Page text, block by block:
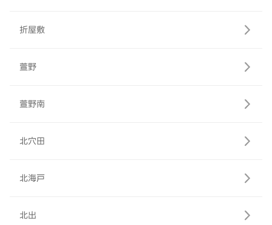
折屋敷
萱野
萱野南
北穴田
北海戸
北出